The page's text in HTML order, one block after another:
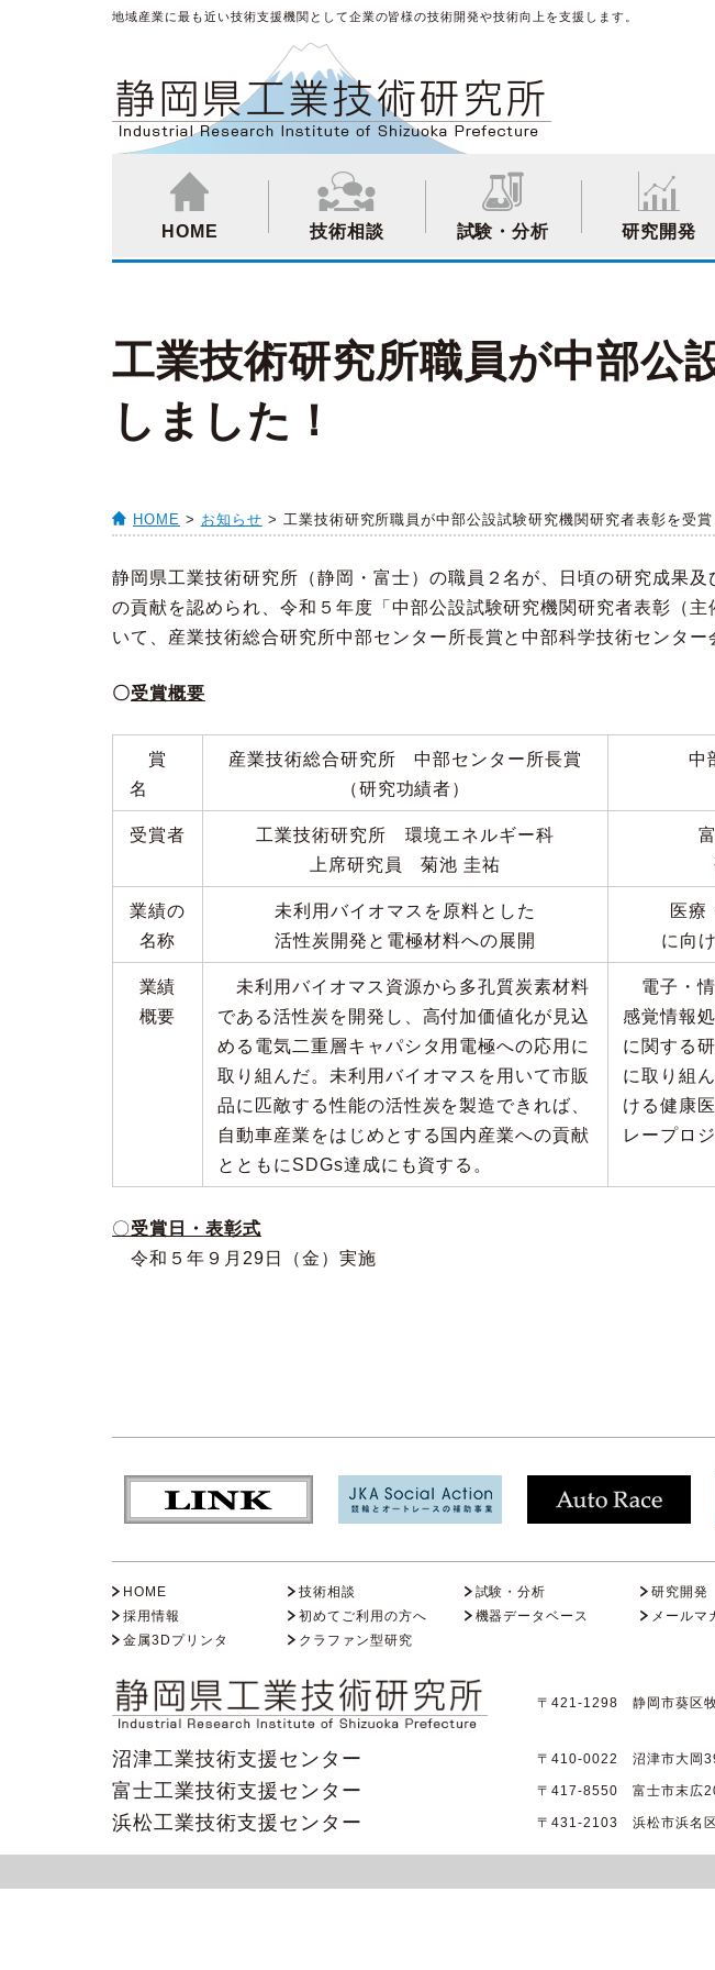
地域産業に最も近い技術支援機関として企業の皆様の技術開発や技術向上を支援します。
HOME 技術相談 試験・分析 研究開発
工業技術研究所職員が中部公
しました！
HOME > お知らせ > 工業技術研究所職員が中部公設試験研究機関研究者表彰を受賞
静岡県工業技術研究所（静岡・富士）の職員２名が、日頃の研究成果
の貢献を認められ、令和５年度「中部公設試験研究機関研究者表彰（
いて、産業技術総合研究所中部センター所長賞と中部科学技術センター
〇受賞概要
賞
名
産業技術総合研究所 中部センター所長賞
（研究功績者）
中
受賞者
工業技術研究所 環境エネルギー科
上席研究員 菊池 圭祐
業績の
名称
未利用バイオマスを原料とした
活性炭開発と電極材料への展開
医療
に向
業績
概要
未利用バイオマス資源から多孔質炭素材料
である活性炭を開発し、高付加価値化が見込
める電気二重層キャパシタ用電極への応用に
取り組んだ。未利用バイオマスを用いて市販
品に匹敵する性能の活性炭を製造できれば、
自動車産業をはじめとする国内産業への貢献
とともにSDGs達成にも資する。
電子・情
感覚情報
に関する
に取り組
ける健康
レープロ
〇受賞日・表彰式
令和５年９月29日（金）実施
HOME 技術相談 試験・分析 研究開発
採用情報
初めてご利用の方へ 機器データベース メールマ
金属3Dプリンタ
クラファン型研究
〒421-1298 静岡市葵区
沼津工業技術支援センター 〒410-0022 沼津市大岡
富士工業技術支援センター 〒417-8550 富士市末広
浜松工業技術支援センター 〒431-2103 浜松市浜名